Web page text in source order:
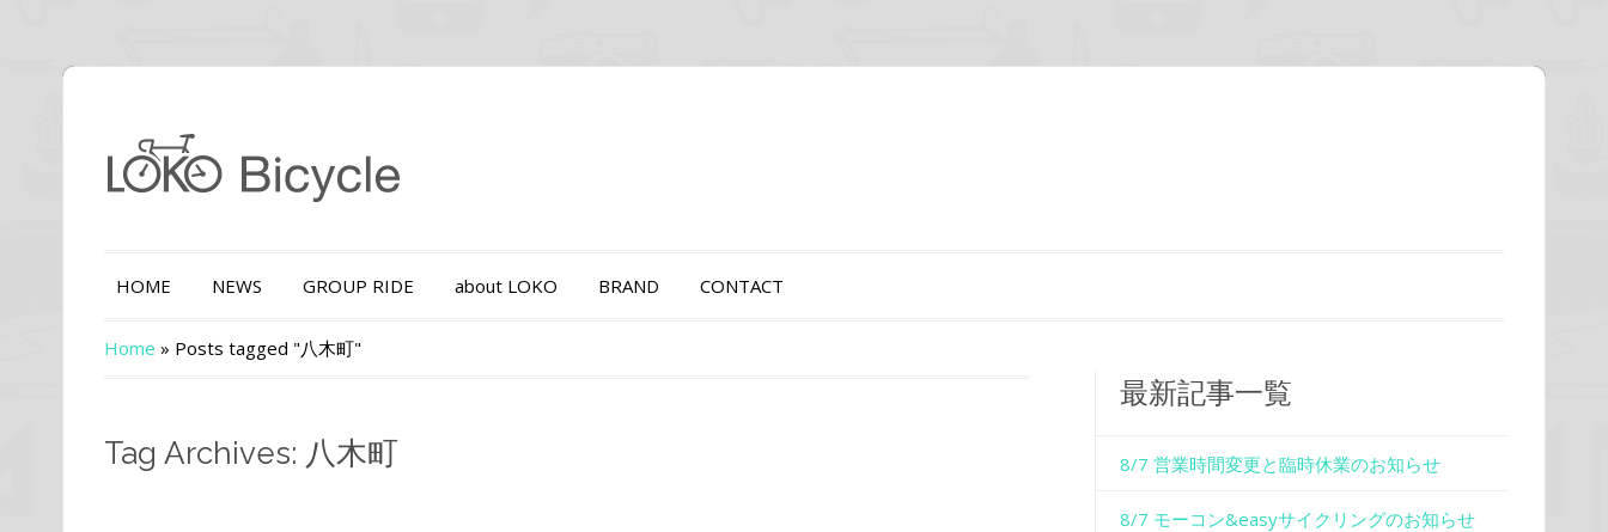
HOME NEWS GROUP RIDE about LOKO BRAND CONTACT
Home » Posts tagged "八木町"
Tag Archives: 八木町
最新記事一覧
8/7 営業時間変更と臨時休業のお知らせ
8/7 モーコン&easyサイクリングのお知らせ